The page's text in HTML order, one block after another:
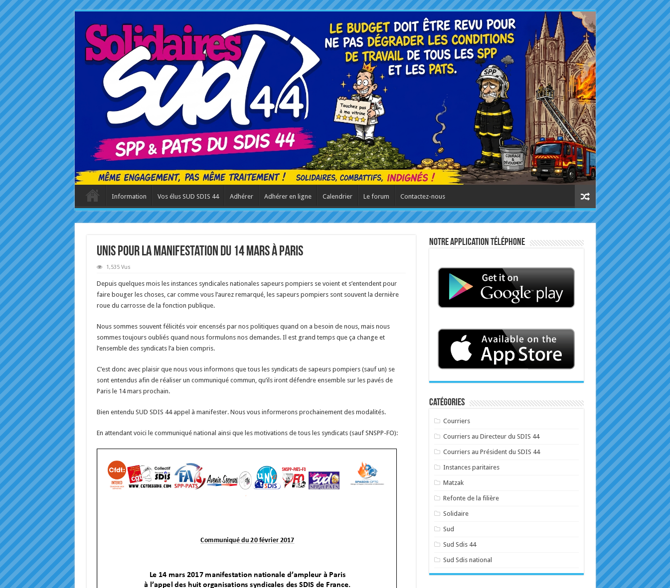
Information Vos élus SUD SDIS 44 Adhérer Adhérer en ligne Calendrier Le forum Contactez-nous
Unis pour la manifestation du 14 mars à Paris
1,535 Vus
Depuis quelques mois les instances syndicales nationales sapeurs pompiers se voient et s’entendent pour
faire bouger les choses, car comme vous l’aurez remarqué, les sapeurs pompiers sont souvent la dernière
roue du carrosse de la fonction publique.
Nous sommes souvent félicités voir encensés par nos politiques quand on a besoin de nous, mais nous
sommes toujours oubliés quand nous formulons nos demandes. Il est grand temps que ça change et
l’ensemble des syndicats l’a bien compris.
C’est donc avec plaisir que nous vous informons que tous les syndicats de sapeurs pompiers (sauf un) se
sont entendus afin de réaliser un communiqué commun, qu’ils iront défendre ensemble sur les pavés de
Paris le 14 mars prochain.
Bien entendu SUD SDIS 44 appel à manifester. Nous vous informerons prochainement des modalités.
En attendant voici le communiqué national ainsi que les motivations de tous les syndicats (sauf SNSPP-FO):
Notre application téléphone
Catégories
Courriers
Courriers au Directeur du SDIS 44
Courriers au Président du SDIS 44
Instances paritaires
Matzak
Refonte de la filière
Solidaire
Sud
Sud Sdis 44
Sud Sdis national